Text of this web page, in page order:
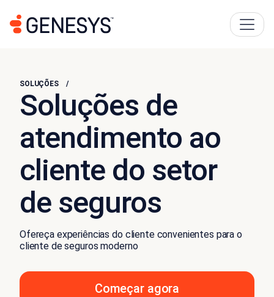
SOLUÇÕES
Soluções de
atendimento ao
cliente do setor
de seguros
Ofereça experiências do cliente convenientes para o
cliente de seguros moderno
Começar agora